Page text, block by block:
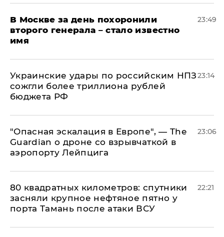
В Москве за день похоронили
второго генерала – стало известно
имя
23:49
Украинские удары по российским НПЗ
сожгли более триллиона рублей
бюджета РФ
23:14
"Опасная эскалация в Европе", — The
Guardian о дроне со взрывчаткой в
аэропорту Лейпцига
23:06
80 квадратных километров: спутники
засняли крупное нефтяное пятно у
порта Тамань после атаки ВСУ
22:21